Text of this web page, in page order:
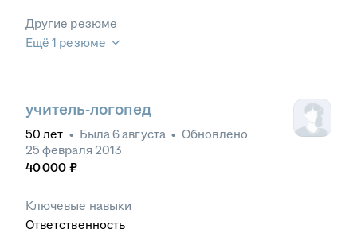
Другие резюме
Ещё 1 резюме
учитель-логопед
50 лет • Была6 августа • Обновлено
25 февраля 2013
40 000 ₽
Ключевые навыки
Ответственность